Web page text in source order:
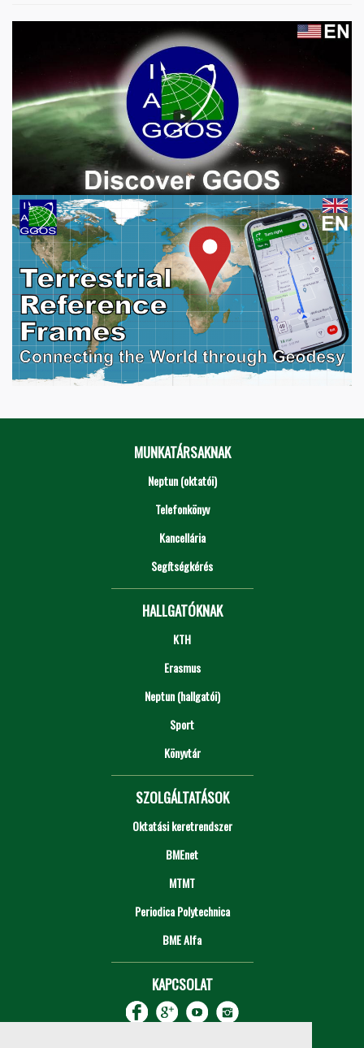
MUNKATÁRSAKNAK
Neptun (oktatói)
Telefonkönyv
Kancellária
Segítségkérés
HALLGATÓKNAK
KTH
Erasmus
Neptun (hallgatói)
Sport
Könyvtár
SZOLGÁLTATÁSOK
Oktatási keretrendszer
BMEnet
MTMT
Periodica Polytechnica
BME Alfa
KAPCSOLAT